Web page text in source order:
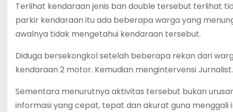
Terlihat kendaraan jenis ban double tersebut terlihat
parkir kendaraan itu ada beberapa warga yang
awalnya tidak mengetahui kendaraan tersebut.
Diduga bersekongkol setelah beberapa rekan dari
kendaraan 2 motor. Kemudian mengintervensi Jurnalist.
Sementara menurutnya aktivitas tersebut bukan
informasi yang cepat, tepat dan akurat guna